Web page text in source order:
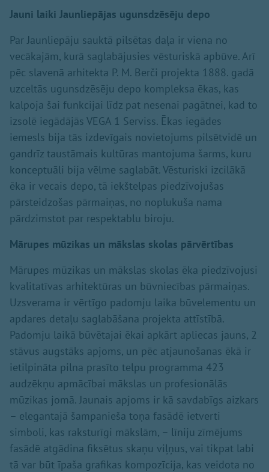
Jauni laiki Jaunliepājas ugunsdzēsēju depo
Par Jaunliepāju sauktā pilsētas daļa ir viena no
vecākajām, kurā saglabājusies vēsturiskā apbūve. Arī
pēc slavenā arhitekta P. M. Berči projekta 1888. gadā
uzceltās ugunsdzēsēju depo kompleksa ēkas, kas
kalpoja šai funkcijai līdz pat nesenai pagātnei, kad to
izsolē iegādājās VEGA 1 Serviss. Ēkas iegādes
iemesls bija tās izdevīgais novietojums pilsētvidē un
gandrīz taustāmais kultūras mantojuma šarms, kuru
konceptuāli bija vēlme saglabāt. Vēsturiski izcilākā
ēka ir vecais depo, tā iekštelpas piedzīvojušas
pārsteidzošas pārmaiņas, no noplukuša nama
pārdzimstot par respektablu biroju.
Mārupes mūzikas un mākslas skolas pārvērtības
Mārupes mūzikas un mākslas skolas ēka piedzīvojusi
kvalitatīvas arhitektūras un būvniecības pārmaiņas.
Uzsverama ir vērtīgo padomju laika būvelementu un
apdares detaļu saglabāšana projekta attīstībā.
Padomju laikā būvētajai ēkai apkārt apliecas jauns, 2
stāvus augstāks apjoms, un pēc atjaunošanas ēkā ir
ietilpināta pilna prasīto telpu programma 423
audzēkņu apmācībai mākslas un profesionālās
mūzikas jomā. Jaunais apjoms ir kā savdabīgs aizkars
– elegantajā šampanieša toņa fasādē ietverti
simboli, kas raksturīgi mākslām, – līniju zīmējums
fasādē atgādina fiksētus skaņu viļņus, vai tikpat labi
tā var būt īpaša grafikas kompozīcija, kas veidota no